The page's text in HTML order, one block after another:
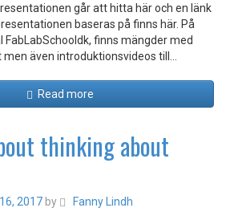
går att hitta här och en länk
baseras på finns här. På
FabLabSchooldk, finns mängder med
även introduktionsvideos till…
Read more
thinking about
2017 by Fanny Lindh